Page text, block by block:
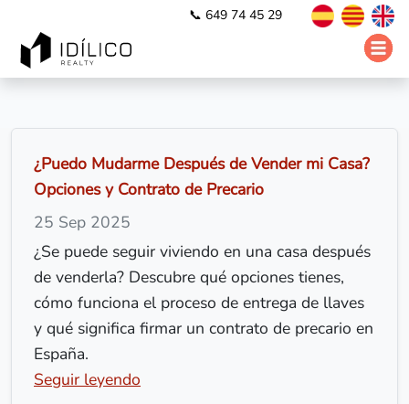
📞 649 74 45 29
¿Puedo Mudarme Después de Vender mi Casa?
Opciones y Contrato de Precario
25 Sep 2025
¿Se puede seguir viviendo en una casa después
de venderla? Descubre qué opciones tienes,
cómo funciona el proceso de entrega de llaves
y qué significa firmar un contrato de precario en
España.
Seguir leyendo